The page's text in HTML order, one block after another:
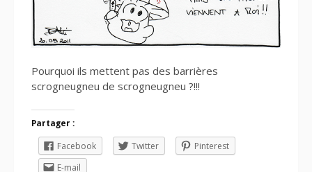
Pourquoi ils mettent pas des barrières
scrogneugneu de scrogneugneu ?!!!
Partager :
Facebook Twitter
Pinterest
E-mail